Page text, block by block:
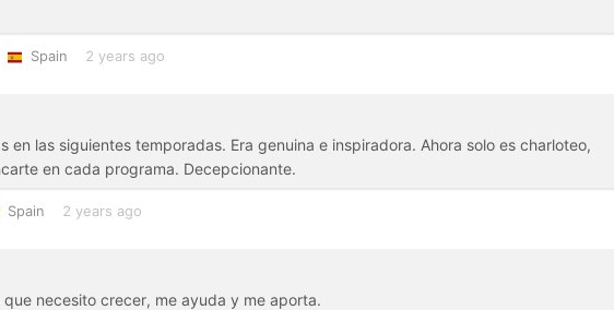
Spain 2 years ago
en las siguientes temporadas. Era genuina e inspiradora. Ahora solo es charloteo,
en cada programa. Decepcionante.
Spain 2 years ago
necesito crecer, me ayuda y me aporta.